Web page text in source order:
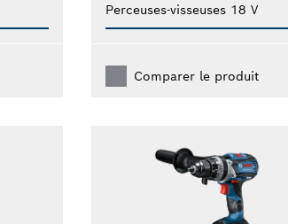
Perceuses-visseuses 18 V
Comparer le produit